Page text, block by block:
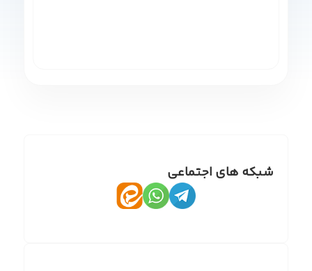
شبکه های اجتماعی